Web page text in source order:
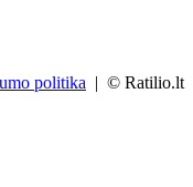
politika | © Ratilio.lt